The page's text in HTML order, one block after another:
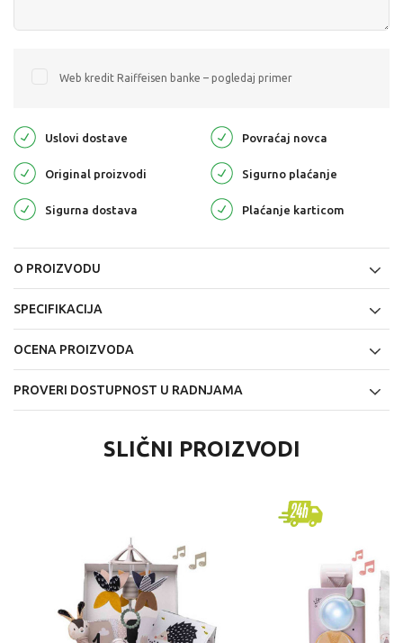
Web kredit Raiffeisen banke – pogledaj primer
Uslovi dostave Povraćaj novca
Original proizvodi Sigurno plaćanje
Sigurna dostava Plaćanje karticom
O PROIZVODU
SPECIFIKACIJA
OCENA PROIZVODA
PROVERI DOSTUPNOST U RADNJAMA
SLIČNI PROIZVODI